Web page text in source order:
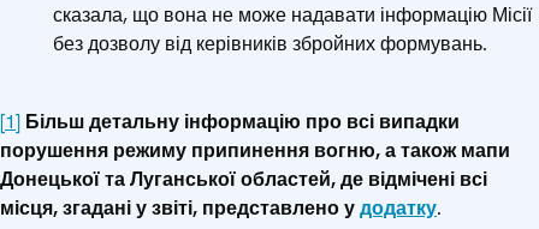
сказала, що вона не може надавати інформацію Місії
без дозволу від керівників збройних формувань.
[1] Більш детальну інформацію про всі випадки
порушення режиму припинення вогню, а також мапи
Донецької та Луганської областей, де відмічені всі
місця, згадані у звіті, представлено удодатку.